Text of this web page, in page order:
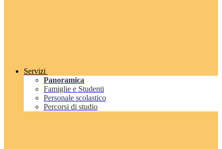
Servizi
Panoramica
Famiglie e Studenti
Personale scolastico
Percorsi di studio